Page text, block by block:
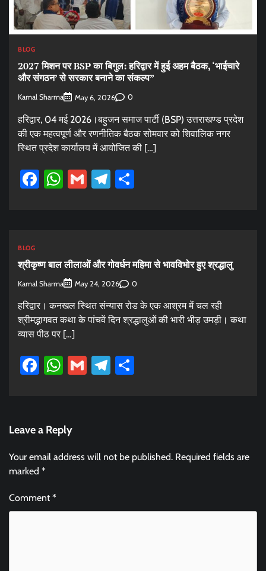
BLOG
2027 मिशन पर BSP का बिगुल: हरिद्वार में हुई अहम बैठक, ‘भाईचारे
और संगठन’ से सरकार बनाने का संकल्प”
Kamal Sharma May 6, 2026 0
हरिद्वार, 04 मई 2026।बहुजन समाज पार्टी (BSP) उत्तराखण्ड प्रदेश
की एक महत्वपूर्ण और रणनीतिक बैठक सोमवार को शिवालिक नगर
स्थित प्रदेश कार्यालय में आयोजित की […]
Facebook
WhatsApp
GmailTelegram
BLOG
श्रीकृष्ण बाल लीलाओं और गोवर्धन महिमा से भावविभोर हुए श्रद्धालु
Kamal Sharma May 24, 2026 0
हरिद्वार। कनखल स्थित संन्यास रोड के एक आश्रम में चल रही
श्रीमद्भागवत कथा के पांचवें दिन श्रद्धालुओं की भारी भीड़ उमड़ी। कथा
व्यास पीठ पर […]
Facebook
WhatsApp
GmailTelegram
Leave a Reply
Your email address will not be published. Required fields are
marked *
Comment*